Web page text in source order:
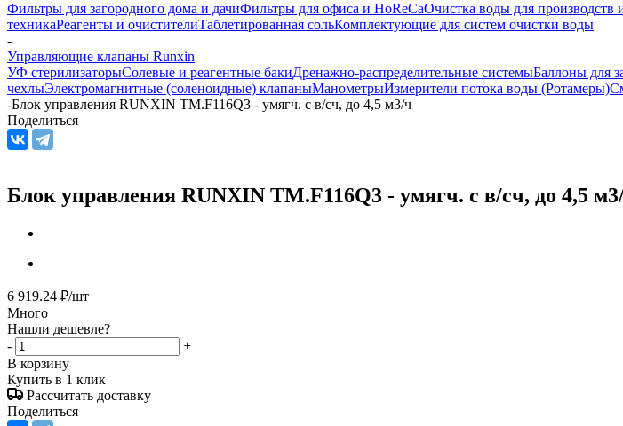
Фильтры для загородного дома и дачиФильтры для офиса и HoReCaОчистка воды для производств
техникаРеагенты и очистителиТаблетированная сольКомплектующие для систем очистки воды
-
Управляющие клапаны Runxin
УФ стерилизаторыСолевые и реагентные бакиДренажно-распределительные системыБаллоны для
чехлыЭлектромагнитные (соленоидные) клапаныМанометрыИзмерители потока воды (Ротамеры)
-Блок управления RUNXIN ТМ.F116Q3 - умягч. с в/сч, до 4,5 м3/ч
Поделиться
Блок управления RUNXIN ТМ.F116Q3 - умягч. с в/сч, до 4,5
6 919.24 ₽/шт
Много
Нашли дешевле?
-
+
В корзину
Купить в 1 клик
Рассчитать доставку
Поделиться